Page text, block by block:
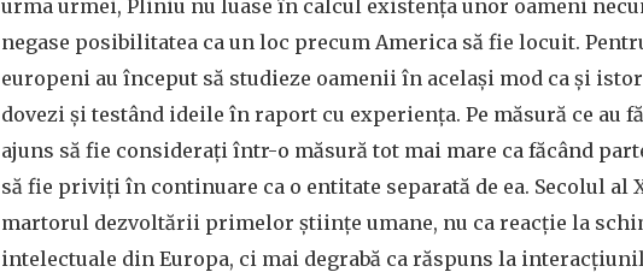
urma urmei, Pliniu nu luase în calcul existența unor oameni
negase posibilitatea ca un loc precum America să fie locuit.
europeni au început să studieze oamenii în același mod ca și
dovezi și testând ideile în raport cu experiența. Pe măsură ce au
ajuns să fie considerați într-o măsură tot mai mare ca făcând
să fie priviți în continuare ca o entitate separată de ea. Secolul al
martorul dezvoltării primelor științe umane, nu ca reacție la
intelectuale din Europa, ci mai degrabă ca răspuns la